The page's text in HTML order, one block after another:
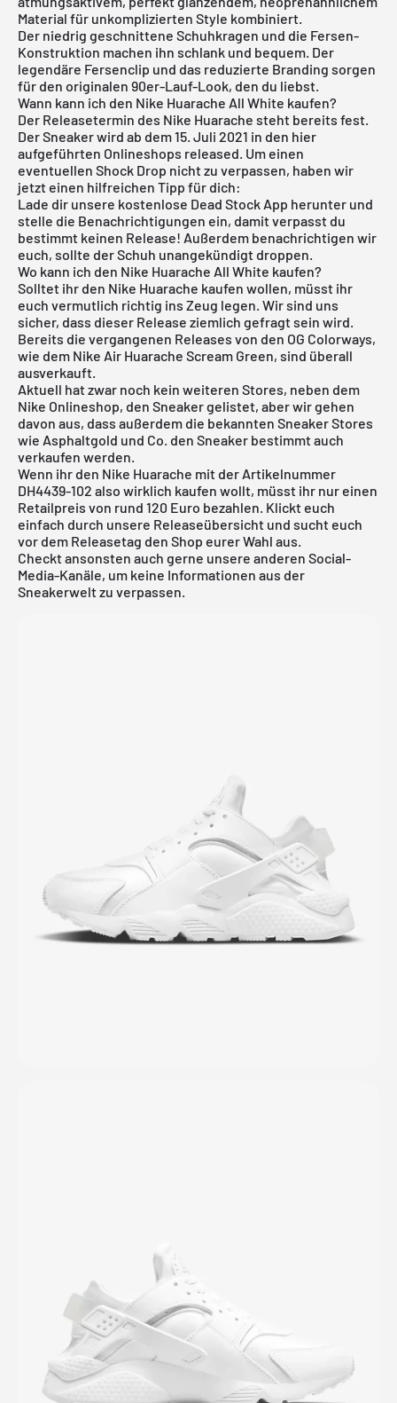
Material für unkomplizierten Style kombiniert.
Der niedrig geschnittene Schuhkragen und die Fersen-
Konstruktion machen ihn schlank und bequem. Der
legendäre Fersenclip und das reduzierte Branding sorgen
für den originalen 90er-Lauf-Look, den du liebst.
Wann kann ich den Nike Huarache All White kaufen?
Der Releasetermin des Nike Huarache steht bereits fest.
Der Sneaker wird ab dem 15. Juli 2021 in den hier
aufgeführten Onlineshops released. Um einen
eventuellen Shock Drop nicht zu verpassen, haben wir
jetzt einen hilfreichen Tipp für dich:
Lade dir unsere kostenlose Dead Stock App herunter und
stelle die Benachrichtigungen ein, damit verpasst du
bestimmt keinen Release! Außerdem benachrichtigen wir
euch, sollte der Schuh unangekündigt droppen.
Wo kann ich den Nike Huarache All White kaufen?
Solltet ihr den Nike Huarache kaufen wollen, müsst ihr
euch vermutlich richtig ins Zeug legen. Wir sind uns
sicher, dass dieser Release ziemlich gefragt sein wird.
Bereits die vergangenen Releases von den OG Colorways,
wie dem Nike Air Huarache Scream Green, sind überall
ausverkauft.
Aktuell hat zwar noch kein weiteren Stores, neben dem
Nike Onlineshop, den Sneaker gelistet, aber wir gehen
davon aus, dass außerdem die bekannten Sneaker Stores
wie Asphaltgold und Co. den Sneaker bestimmt auch
verkaufen werden.
Wenn ihr den Nike Huarache mit der Artikelnummer
DH4439-102 also wirklich kaufen wollt, müsst ihr nur einen
Retailpreis von rund 120 Euro bezahlen. Klickt euch
einfach durch unsere Releaseübersicht und sucht euch
vor dem Releasetag den Shop eurer Wahl aus.
Checkt ansonsten auch gerne unsere anderen Social-
Media-Kanäle, um keine Informationen aus der
Sneakerwelt zu verpassen.